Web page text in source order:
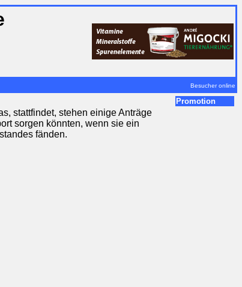
Besucher online
stattfindet, stehen einige Anträge
sorgen könnten, wenn sie ein
fänden.
Promotion